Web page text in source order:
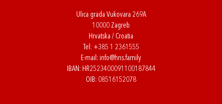
Ulica grada Vukovara 269A
10000 Zagreb
Hrvatska / Croatia
Tel: +385 1 2361555
E-mail: info@hns.family
IBAN: HR2523400091100187844
OIB: 08516152078